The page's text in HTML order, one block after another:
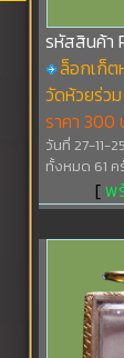
รหัสสินค้า
ล็อกเก็
วัดห้วยร่วม
ราคา 300
วันที่ 27-11-
ทั้งหมด 61 ค
[พ